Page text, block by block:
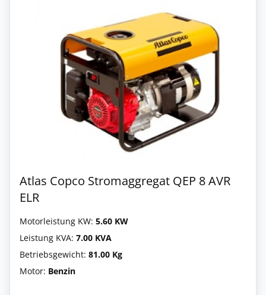
Atlas Copco Stromaggregat QEP 8 AVR
ELR
Motorleistung KW: 5.60 KW
Leistung KVA: 7.00 KVA
Betriebsgewicht: 81.00 Kg
Motor: Benzin